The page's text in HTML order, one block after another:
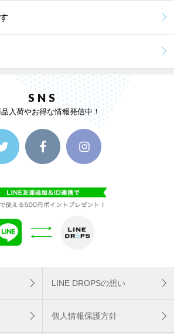
SNS
入荷やお得な情報発信中！
LINE DROPSの想い
個人情報保護方針